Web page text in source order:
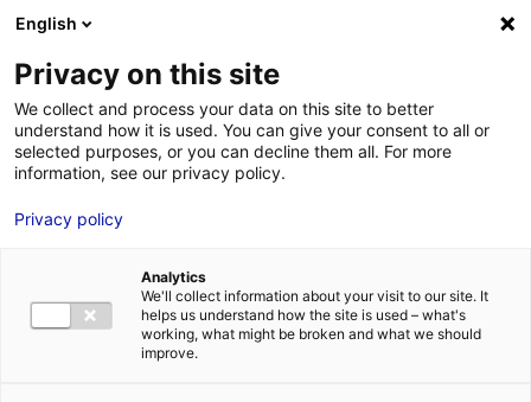
DES RÉPONSES IMMÉDIATES AU :
MENU
Transmission,
reprise d’entreprise
» Nos solutions » Transmission, reprise d’entreprise
English
Privacy on this site
We collect and process your data on this site to better
understand how it is used. You can give your consent to all or
selected purposes, or you can decline them all. For more
information, see our privacy policy.
Privacy policy
Analytics
We'll collect information about your visit to our site. It
helps us understand how the site is used – what's
working, what might be broken and what we should
improve.